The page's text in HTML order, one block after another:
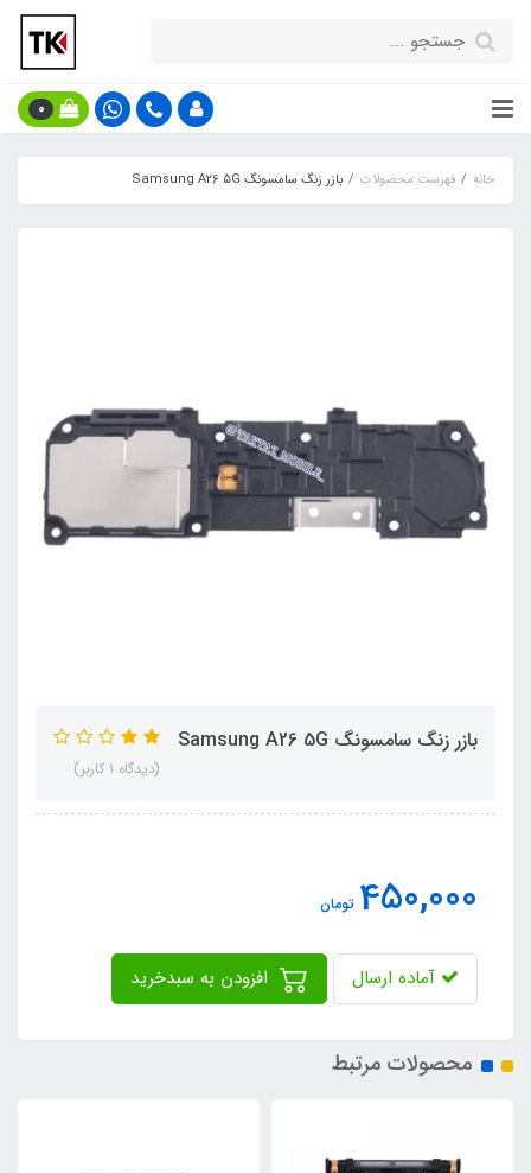
0
خانه فهرست محصولات بازر زنگ سامسونگ Samsung A26 5G
بازر زنگ سامسونگ Samsung A26 5G
(دیدگاه 1 کاربر)
450,000 تومان
آماده ارسال
محصولات مرتبط